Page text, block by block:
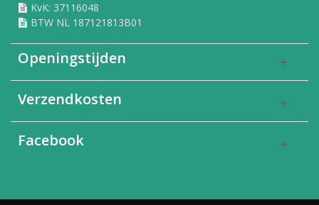
KvK: 37116048
BTW NL 187121813B01
Openingstijden
Verzendkosten
Facebook